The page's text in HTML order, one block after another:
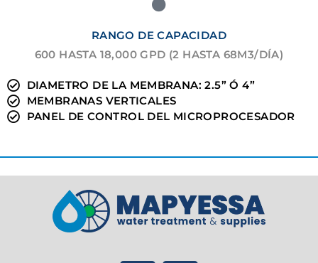
RANGO DE CAPACIDAD
600 HASTA 18,000 GPD (2 HASTA 68M3/DÍA)
DIAMETRO DE LA MEMBRANA: 2.5” Ó 4”
MEMBRANAS VERTICALES
PANEL DE CONTROL DEL MICROPROCESADOR